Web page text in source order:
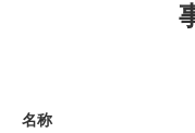
名称